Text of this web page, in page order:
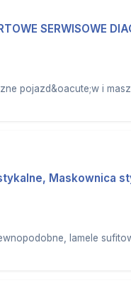
SERWISOWE
pojazd&oacute;w i
Maskownica
lamele